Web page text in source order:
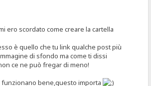
ero scordato come creare la cartella
è quello che tu link qualche post più
di sfondo ma come ti dissi
ce ne può fregar di meno!
bene,questo importa